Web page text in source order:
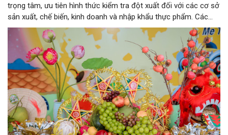
trọng tâm, ưu tiên hình thức kiểm tra đột xuất đối với các cơ sở
sản xuất, chế biến, kinh doanh và nhập khẩu thực phẩm. Các
nhóm mặt hàng tiêu thụ mạnh như bánh Trung thu, bánh mứt
kẹo, rượu, bia, nước giải khát, phụ gia thực phẩm...